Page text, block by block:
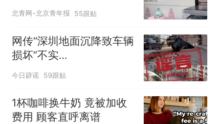
应
北青网-北京青年报 55跟贴
网传“深圳地面沉降致车辆
损坏”不实
（2026·08·06）
今日辟谣 59跟贴
1杯咖啡换牛奶 竟被加收
费用 顾客直呼离谱